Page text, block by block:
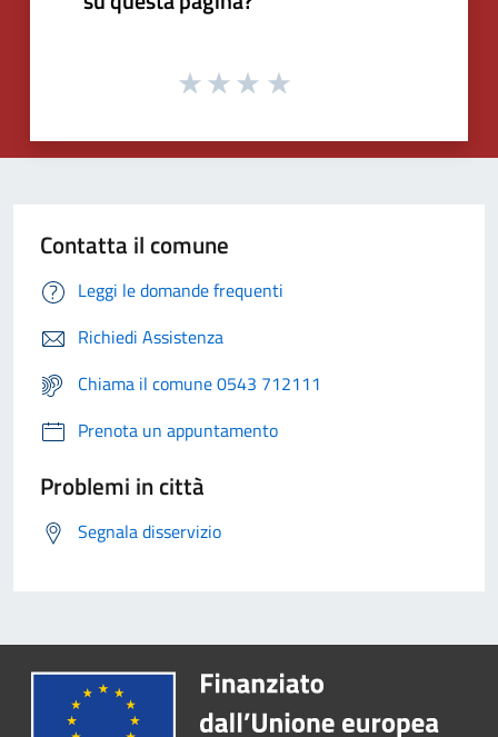
Contatta il comune
Leggi le domande frequenti
Richiedi Assistenza
Chiama il comune 0543 712111
Prenota un appuntamento
Problemi in città
Segnala disservizio